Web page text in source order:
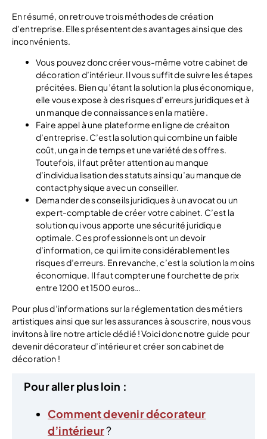
En résumé, on retrouve trois méthodes de création
d’entreprise. Elles présentent des avantages ainsi que des
inconvénients.
Vous pouvez donc créer vous-même votre cabinet de
décoration d’intérieur. Il vous suffit de suivre les étapes
précitées. Bien qu’étant la solution la plus économique,
elle vous expose à des risques d’erreurs juridiques et à
un manque de connaissances en la matière.
Faire appel à une plateforme en ligne de créaiton
d’entreprise. C’est la solution qui combine un faible
coût, un gain de temps et une variété des offres.
Toutefois, il faut prêter attention au manque
d’individualisation des statuts ainsi qu’au manque de
contact physique avec un conseiller.
Demander des conseils juridiques à un avocat ou un
expert-comptable de créer votre cabinet. C’est la
solution qui vous apporte une sécurité juridique
optimale. Ces professionnels ont un devoir
d’information, ce qui limite considérablement les
risques d’erreurs. En revanche, c’est la solution la moins
économique. Il faut compter une fourchette de prix
entre 1200 et 1500 euros…
Pour plus d’informations sur la réglementation des métiers
artistiques ainsi que sur les assurances à souscrire, nous vous
invitons à lire notre article dédié ! Voici donc notre guide pour
devenir décorateur d’intérieur et créer son cabinet de
décoration !
Pour aller plus loin :
Comment devenir décorateur
d’intérieur?